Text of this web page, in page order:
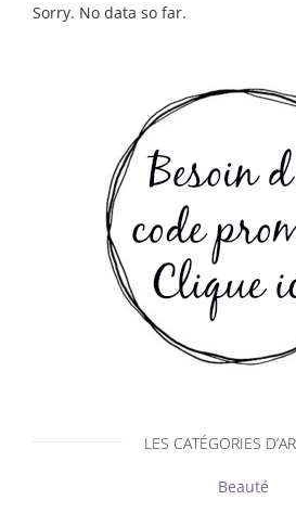
Sorry. No data so far.
LES CATÉGORIES
Beauté